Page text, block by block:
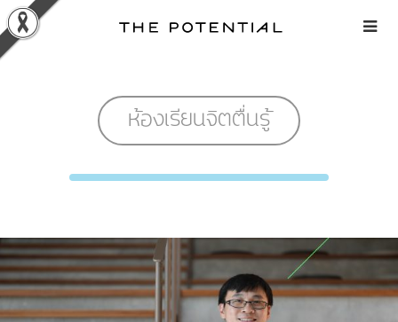
Skip
to
content
ห้องเรียนจิตตื่นรู้